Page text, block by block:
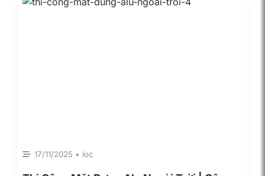
17/11/2025 • loc